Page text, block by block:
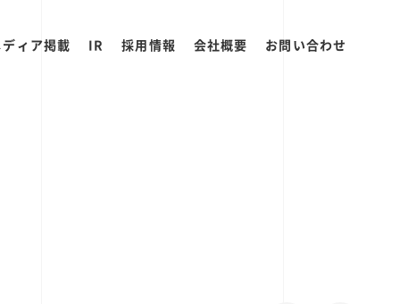
ィア掲載 IR 採用情報 会社概要 お問い合わせ